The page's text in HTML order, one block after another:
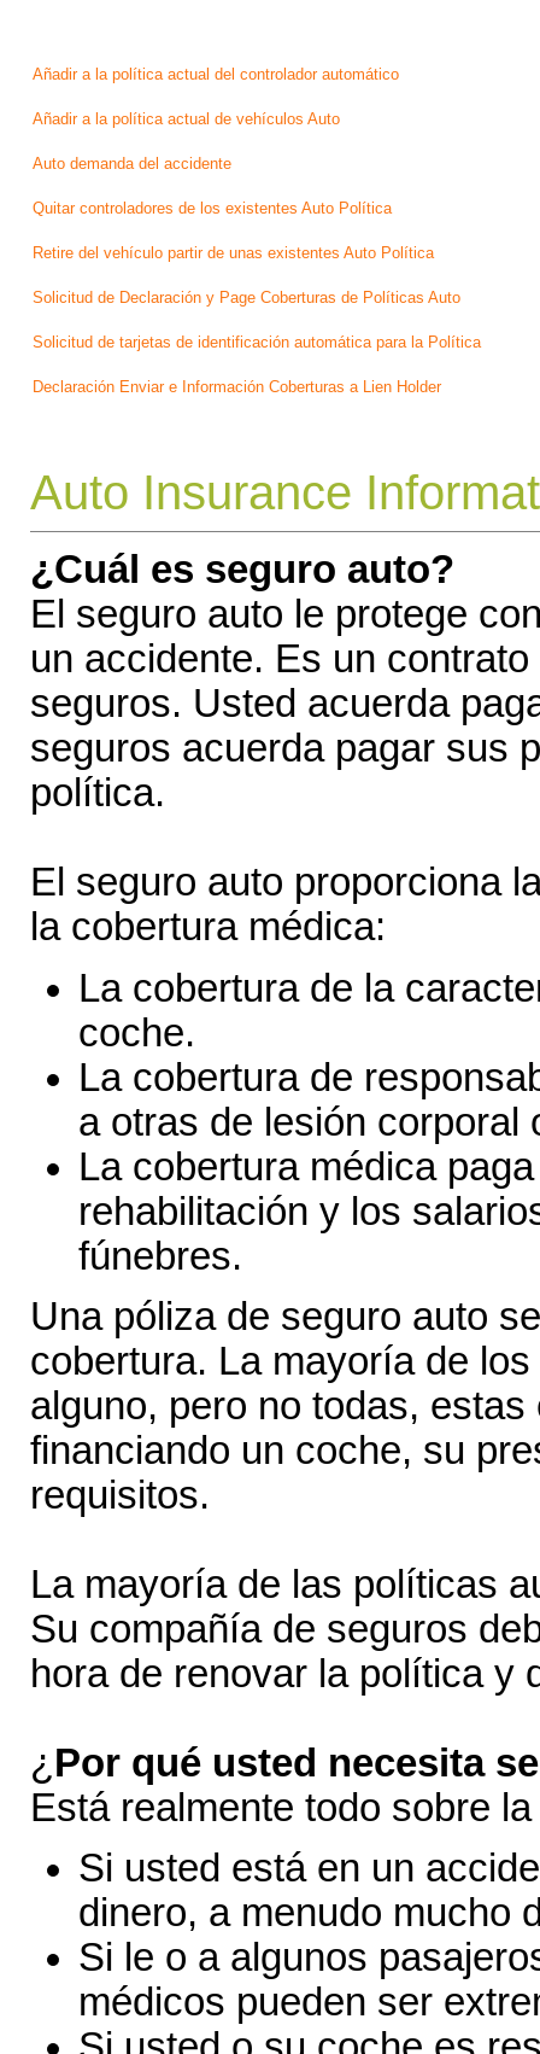
Añadir a la política actual del controlador automático
Añadir a la política actual de vehículos Auto
Auto demanda del accidente
Quitar controladores de los existentes Auto Política
Retire del vehículo partir de unas existentes Auto Política
Solicitud de Declaración y Page Coberturas de Políticas Auto
Solicitud de tarjetas de identificación automática para la Política
Declaración Enviar e Información Coberturas a Lien Holder
Auto Insurance
¿Cuál es seguro auto?
El seguro auto le protege
un accidente. Es un
seguros. Usted acuerda
seguros acuerda pagar sus
política.
El seguro auto proporciona
la cobertura médica:
La cobertura de la
coche.
La cobertura de
a otras de lesión corporal
La cobertura médica
rehabilitación y los
fúnebres.
Una póliza de seguro auto
cobertura. La mayoría de
alguno, pero no todas,
financiando un coche, su
requisitos.
La mayoría de las políticas
Su compañía de seguros
hora de renovar la política y
¿ Por qué usted necesita
Está realmente todo sobre
Si usted está en un
dinero, a menudo mucho
Si le o a algunos
médicos pueden ser